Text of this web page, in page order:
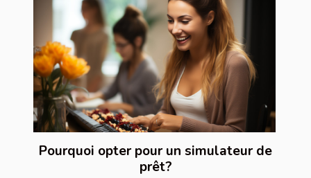
Pourquoi opter pour un simulateur de
prêt?